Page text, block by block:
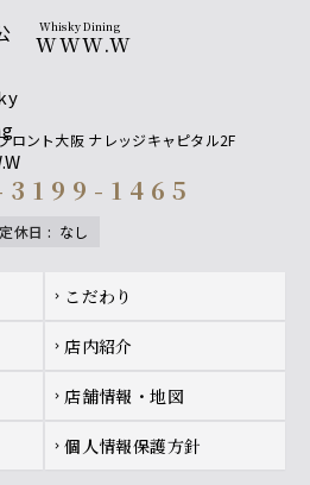
Whisky Dining
WWW.W
ロント大阪 ナレッジキャピタル2F
1465
定休日 : なし
chevron_right こだわり
chevron_right 店内紹介
chevron_right 店舗情報・地図
chevron_right 個人情報保護方針